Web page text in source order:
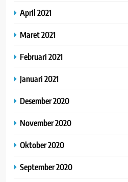
April 2021
Maret 2021
Februari 2021
Januari 2021
Desember 2020
November 2020
Oktober 2020
September 2020